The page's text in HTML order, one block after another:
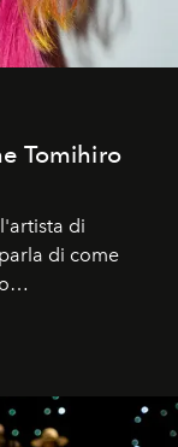
Tomihiro
l'artista di
di come